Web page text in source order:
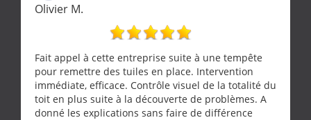
Olivier M.
Fait appel à cette entreprise suite à une tempête
pour remettre des tuiles en place. Intervention
immédiate, efficace. Contrôle visuel de la totalité du
toit en plus suite à la découverte de problèmes. A
donné les explications sans faire de différence